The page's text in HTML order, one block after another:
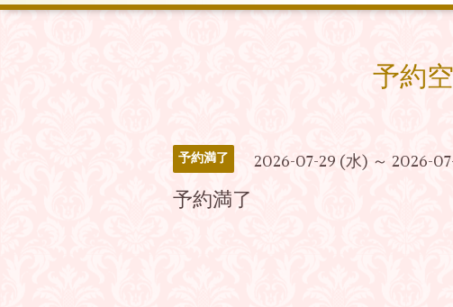
予約
予約満了 2026-07-29 (水) ～ 2026-
予約満了